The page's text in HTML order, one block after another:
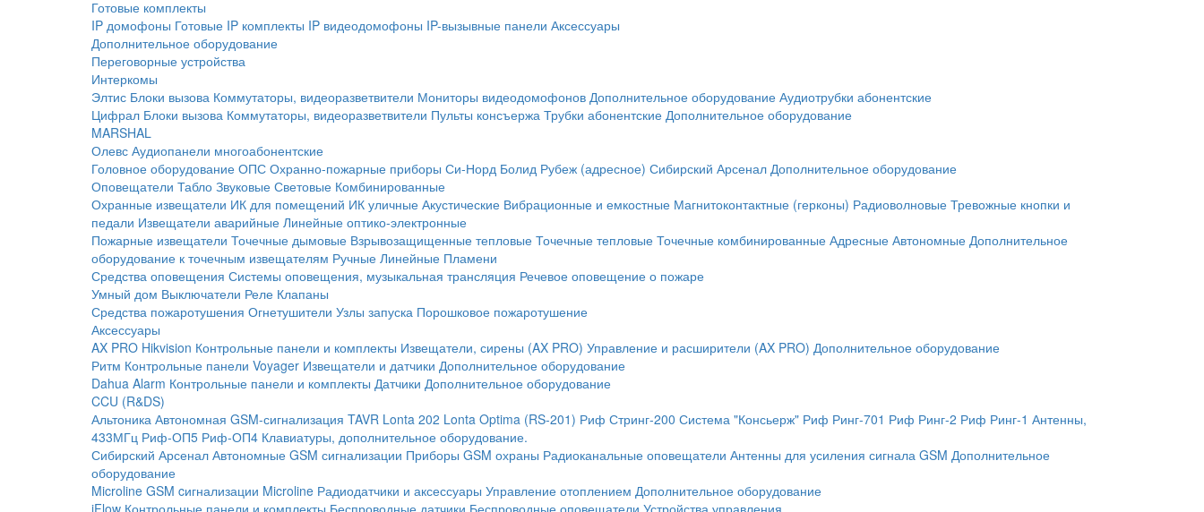
Готовые комплекты
IP домофоны Готовые IP комплекты IP видеодомофоны IP-вызывные панели Аксессуары
Дополнительное оборудование
Переговорные устройства
Интеркомы
Элтис Блоки вызова Коммутаторы, видеоразветвители Мониторы видеодомофонов Дополнительное оборудование Аудиотрубки абонентские
Цифрал Блоки вызова Коммутаторы, видеоразветвители Пульты консъержа Трубки абонентские Дополнительное оборудование
MARSHAL
Олевс Аудиопанели многоабонентские
Головное оборудование ОПС Охранно-пожарные приборы Си-Норд Болид Рубеж (адресное) Сибирский Арсенал Дополнительное оборудование
Оповещатели Табло Звуковые Световые Комбинированные
Охранные извещатели ИК для помещений ИК уличные Акустические Вибрационные и емкостные Магнитоконтактные (герконы) Радиоволновые Тревожные кнопки и
педали Извещатели аварийные Линейные оптико-электронные
Пожарные извещатели Точечные дымовые Взрывозащищенные тепловые Точечные тепловые Точечные комбинированные Адресные Автономные Дополнительное
оборудование к точечным извещателям Ручные Линейные Пламени
Средства оповещения Системы оповещения, музыкальная трансляция Речевое оповещение о пожаре
Умный дом Выключатели Реле Клапаны
Средства пожаротушения Огнетушители Узлы запуска Порошковое пожаротушение
Аксессуары
AX PRO Hikvision Контрольные панели и комплекты Извещатели, сирены (AX PRO) Управление и расширители (AX PRO) Дополнительное оборудование
Ритм Контрольные панели Voyager Извещатели и датчики Дополнительное оборудование
Dahua Alarm Контрольные панели и комплекты Датчики Дополнительное оборудование
CCU (R&DS)
Альтоника Автономная GSM-сигнализация TAVR Lonta 202 Lonta Optima (RS-201) Риф Стринг-200 Система "Консьерж" Риф Ринг-701 Риф Ринг-2 Риф Ринг-1 Антенны,
433МГц Риф-ОП5 Риф-ОП4 Клавиатуры, дополнительное оборудование.
Сибирский Арсенал Автономные GSM сигнализации Приборы GSM охраны Радиоканальные оповещатели Антенны для усиления сигнала GSM Дополнительное
оборудование
Microline GSM cигнализации Microline Радиодатчики и аксессуары Управление отоплением Дополнительное оборудование